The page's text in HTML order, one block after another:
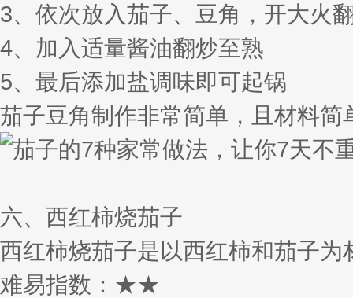
3、依次放入茄子、豆角，开大火
4、加入适量酱油翻炒至熟
5、最后添加盐调味即可起锅
茄子豆角制作非常简单，且材料
六、西红柿烧茄子
西红柿烧茄子是以西红柿和茄子
难易指数：★★